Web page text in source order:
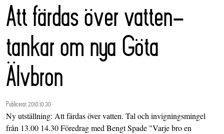
Att färdas över vatten-
tankar om nya Göta
Älvbron
Publicerat 2010.10.30
Ny utställning: Att färdas över vatten. Tal och invigningsmingel
från 13.00 14.30 Föredrag med Bengt Spade "Varje bro en